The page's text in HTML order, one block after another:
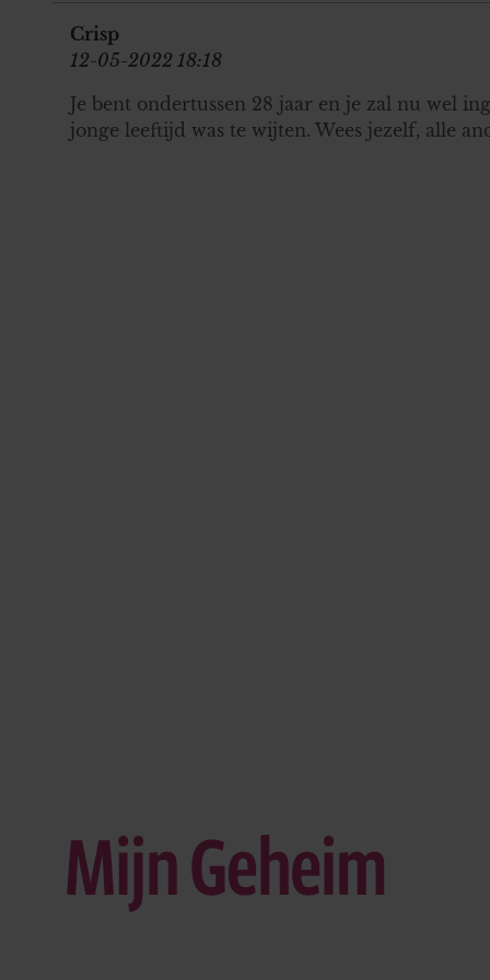
Crisp
12-05-2022 18:18
Je bent ondertussen 28 jaar en je zal nu wel
jonge leeftijd was te wijten. Wees jezelf, alle